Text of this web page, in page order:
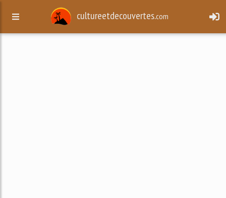
cultureetdecouvertes.com